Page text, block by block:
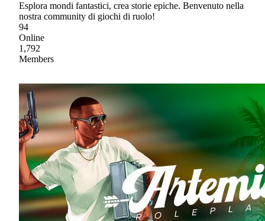
Esplora mondi fantastici, crea storie epiche. Benvenuto nella
nostra community di giochi di ruolo!
94
Online
1,792
Members